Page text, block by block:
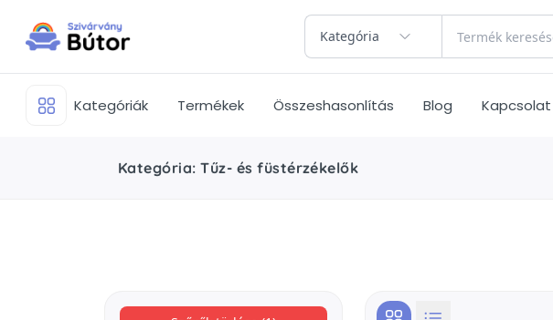
Kategória
Kategóriák Termékek Összeshasonlítás Blog Kapcsolat
Kategória: Tűz- és füstérzékelők